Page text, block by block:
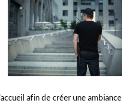
afin de créer une ambiance